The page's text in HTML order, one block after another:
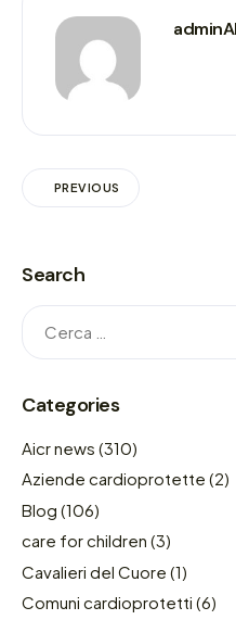
PREVIOUS
Search
Categories
Aicr news (310)
Aziende cardioprotette (2)
Blog (106)
care for children (3)
Cavalieri del Cuore (1)
Comuni cardioprotetti (6)